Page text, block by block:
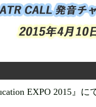
EXPO 2015』